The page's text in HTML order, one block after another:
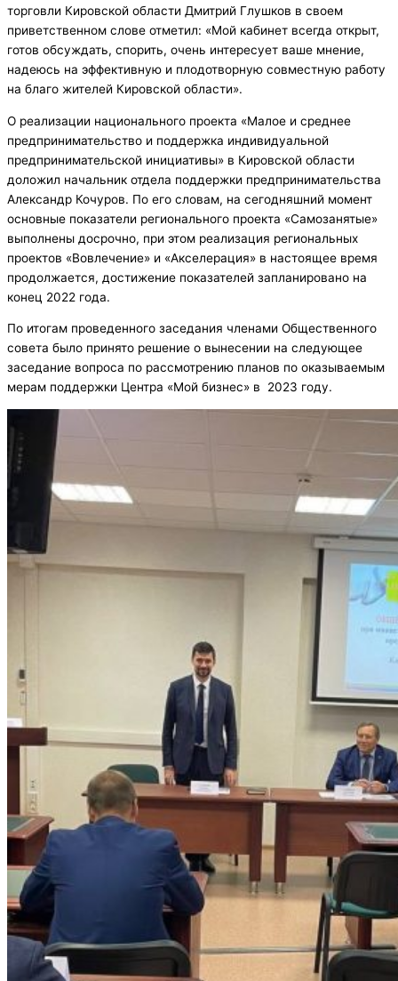
торговли Кировской области Дмитрий Глушков в своем
приветственном слове отметил: «Мой кабинет всегда открыт,
готов обсуждать, спорить, очень интересует ваше мнение,
надеюсь на эффективную и плодотворную совместную работу
на благо жителей Кировской области».
О реализации национального проекта «Малое и среднее
предпринимательство и поддержка индивидуальной
предпринимательской инициативы» в Кировской области
доложил начальник отдела поддержки предпринимательства
Александр Кочуров. По его словам, на сегодняшний момент
основные показатели регионального проекта «Самозанятые»
выполнены досрочно, при этом реализация региональных
проектов «Вовлечение» и «Акселерация» в настоящее время
продолжается, достижение показателей запланировано на
конец 2022 года.
По итогам проведенного заседания членами Общественного
совета было принято решение о вынесении на следующее
заседание вопроса по рассмотрению планов по оказываемым
мерам поддержки Центра «Мой бизнес» в 2023 году.